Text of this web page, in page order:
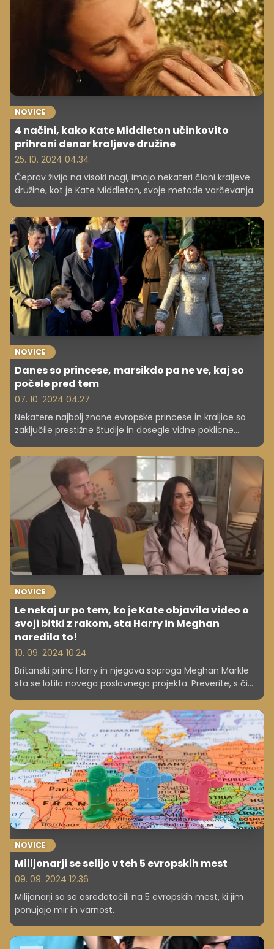
NOVICE
4 načini, kako Kate Middleton učinkovito
prihrani denar kraljeve družine
25. 10. 2024 04.34
Čeprav živijo na visoki nogi, imajo nekateri člani kraljeve
družine, kot je Kate Middleton, svoje metode varčevanja.
NOVICE
Danes so princese, marsikdo pa ne ve, kaj so
počele pred tem
07. 10. 2024 04.27
Nekatere najbolj znane evropske princese in kraljice so
zaključile prestižne študije in dosegle vidne poklicne
dosežke, a so morale s prevzemom kraljevih naslovov
vse skupaj opustiti. Preverite, kaj so študirale in kje so
delale.
NOVICE
Le nekaj ur po tem, ko je Kate objavila video o
svoji bitki z rakom, sta Harry in Meghan
naredila to!
10. 09. 2024 10.24
Britanski princ Harry in njegova soproga Meghan Markle
sta se lotila novega poslovnega projekta. Preverite, s čim
se ta slavni par ukvarja sedaj.
NOVICE
Milijonarji se selijo v teh 5 evropskih mest
09. 09. 2024 12.36
Milijonarji so se osredotočili na 5 evropskih mest, ki jim
ponujajo mir in varnost.